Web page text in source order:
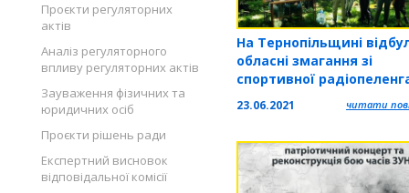
Проєкти регуляторних
актів
Аналіз регуляторного
впливу регуляторних актів
Зауваження фізичних та
юридичних осіб
Проєкти рішень ради
Експертний висновок
відповідальної комісії
На Тернопільщині
обласні змагання зі
спортивної
23.06.2021 читати